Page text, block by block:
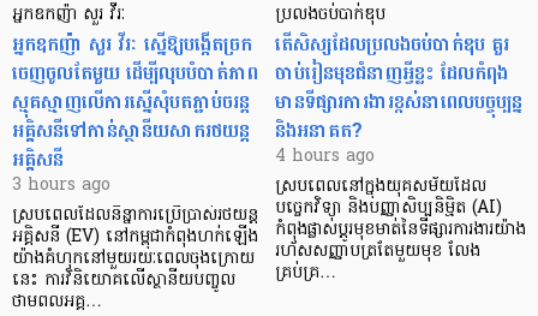
អ្នកឧកញ៉ា សួរ វីរៈ
អ្នកឧកញ៉ា សួរ វីរៈ ស្នើឱ្យបង្កើតច្រក
ចេញចូលតែមួយ ដើម្បីលុបបំបាត់ភាព
ស្មុគស្មាញលើការស្នើសុំបតភ្ជាប់ចរន្ត
អគ្គិសនីទៅកាន់ស្ថានីយសាករថយន្ត
អគ្គិសនី
3 hours ago
ស្របពេលដែលនិន្នាការប្រើប្រាស់រថយន្ត
អគ្គិសនី (EV) នៅកម្ពុជាកំពុងហក់ឡើង
យ៉ាងគំហុកនៅមួយរយៈពេលចុងក្រោយ
នេះ ការវិនិយោគលើស្ថានីយបញ្ចូល
ថាមពលអគ្គ…
ប្រលងចប់បាក់ឌុប
តើសិស្សដែលប្រលងចប់បាក់ឌុប គួរ
ចាប់រៀនមុខជំនាញអ្វីខ្លះ ដែលកំពុង
មានទីផ្សារការងារខ្ពស់នាពេលបច្ចុប្បន្ន
និងអនាគត?
4 hours ago
ស្របពេលនៅក្នុងយុគសម័យដែល
បច្ចេកវិទ្យា និងបញ្ញាសិប្បនិម្មិត (AI)
កំពុងផ្លាស់ប្តូរមុខមាត់នៃទីផ្សារការងារយ៉ាង
រហ័សសញ្ញាបត្រតែមួយមុខ លែង
គ្រប់គ្រ…